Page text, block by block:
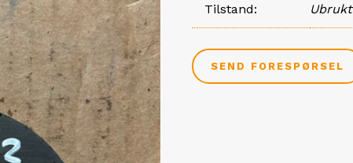
Tilstand Ubrukt
SEND FORESPØRSEL